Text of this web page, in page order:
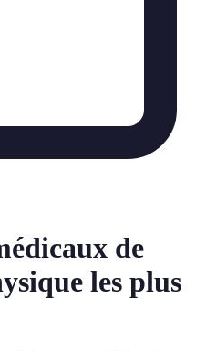
de
les plus